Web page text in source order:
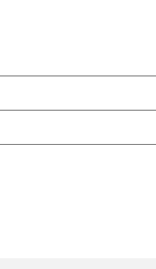
нажмите "подтвердить
бирки и упаковки - это